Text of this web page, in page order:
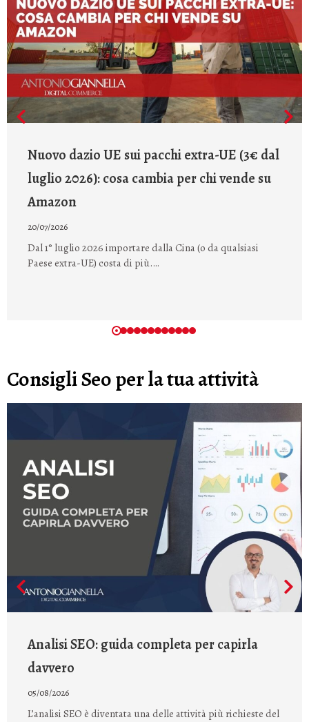
Nuovo dazio UE sui pacchi extra-UE (3€ dal
luglio 2026): cosa cambia per chi vende su
Amazon
20/07/2026
Dal 1° luglio 2026 importare dalla Cina (o da qualsiasi
Paese extra-UE) costa di più.…
Consigli Seo per la tua attività
Analisi SEO: guida completa per capirla
davvero
05/08/2026
L’analisi SEO è diventata una delle attività più richieste del